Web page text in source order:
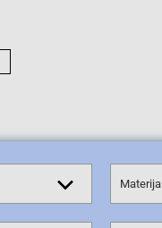
Materijal